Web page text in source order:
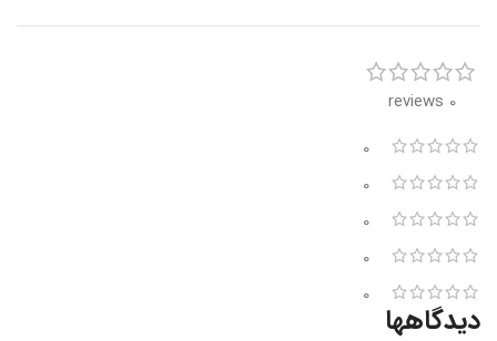
0 reviews
0
0
0
0
0
دیدگاهها